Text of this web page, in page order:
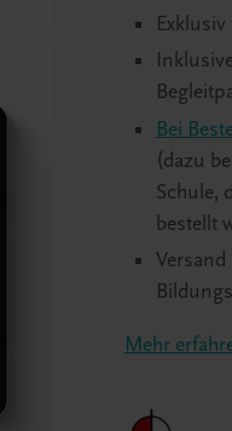
Bei
(dazu
Schule,
bestellt
Mehr